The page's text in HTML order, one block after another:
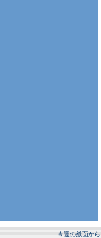
今週の紙面から